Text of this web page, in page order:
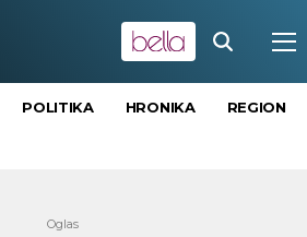
POLITIKA HRONIKA REGION